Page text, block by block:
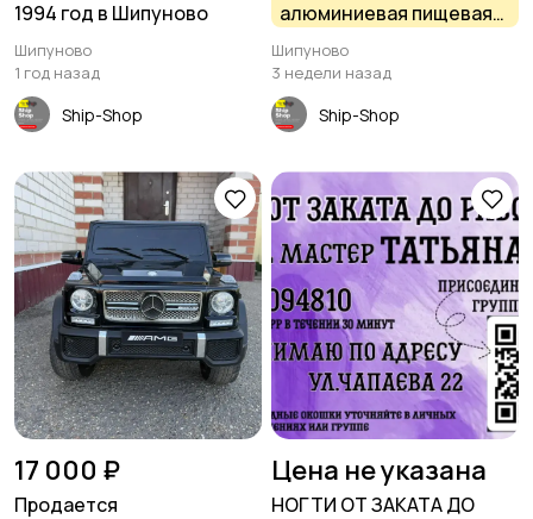
1994 год в Шипуново
Шипуново
1 год назад
Ship-Shop
алюминиевая пищевая
270*160*70 в Шипуново
Шипуново
3 недели назад
Ship-Shop
17 000 ₽
Продается
Цена не указана
НОГТИ ОТ ЗАКАТА ДО